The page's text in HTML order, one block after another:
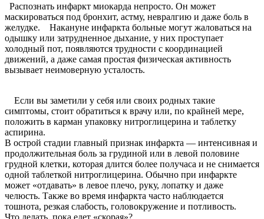
Распознать инфаркт миокарда непросто. Он может
маскироваться под бронхит, астму, невралгию и даже боль в
желудке. Накануне инфаркта больные могут жаловаться на
одышку или затрудненное дыхание, у них проступает
холодный пот, появляются трудности с координацией
движений, а даже самая простая физическая активность
вызывает неимоверную усталость.
Если вы заметили у себя или своих родных такие
симптомы, стоит обратиться к врачу или, по крайней мере,
положить в карман упаковку нитроглицерина и таблетку
аспирина.
В острой стадии главный признак инфаркта — интенсивная и
продолжительная боль за грудиной или в левой половине
грудной клетки, которая длится более получаса и не снимается
одной таблеткой нитроглицерина. Обычно при инфаркте
может «отдавать» в левое плечо, руку, лопатку и даже
челюсть. Также во время инфаркта часто наблюдается
тошнота, резкая слабость, головокружение и потливость.
Что делать, пока едет «скорая»?